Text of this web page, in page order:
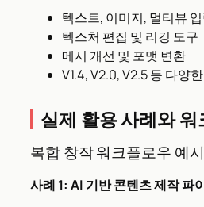
텍스트, 이미지, 멀티뷰
텍스처 편집 및 리깅 도구
메시 개선 및 포맷 변환
V1.4, V2.0, V2.5 등 다양
실제 활용 사례와
복합 창작 워크플로우 예시
사례 1: AI 기반 콘텐츠 제작 파